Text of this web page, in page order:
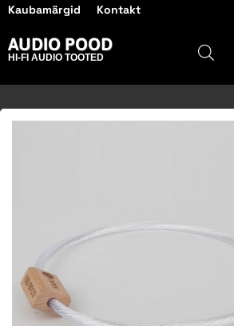
Kaubamärgid Kontakt
AUDIO POOD
HI-FI AUDIO TOOTED